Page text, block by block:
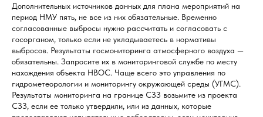
Дополнительных источников данных для плана мероприятий на
период НМУ пять, не все из них обязательные. Временно
согласованные выбросы нужно рассчитать и согласовать с
госорганом, только если не укладываетесь в нормативы
выбросов. Результаты госмониторинга атмосферного воздуха —
обязательны. Запросите их в мониторинговой службе по месту
нахождения объекта НВОС. Чаще всего это управления по
гидрометеорологии и мониторингу окружающей среды (УГМС).
Результаты мониторинга на границе СЗЗ возьмите из проекта
СЗЗ, если ее только утвердили, или из данных, которые